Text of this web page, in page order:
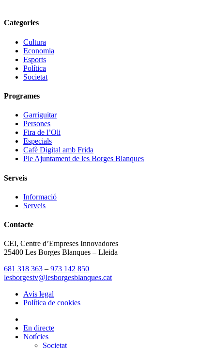
Categories
Cultura
Economia
Esports
Política
Societat
Programes
Garriguitar
Persones
Fira de l’Oli
Especials
Cafè Digital amb Frida
Ple Ajuntament de les Borges Blanques
Serveis
Informació
Serveis
Contacte
CEI, Centre d’Empreses Innovadores
25400 Les Borges Blanques – Lleida
681 318 363 – 973 142 850
lesborgestv@lesborgesblanques.cat
Avís legal
Política de cookies
En directe
Notícies
Societat